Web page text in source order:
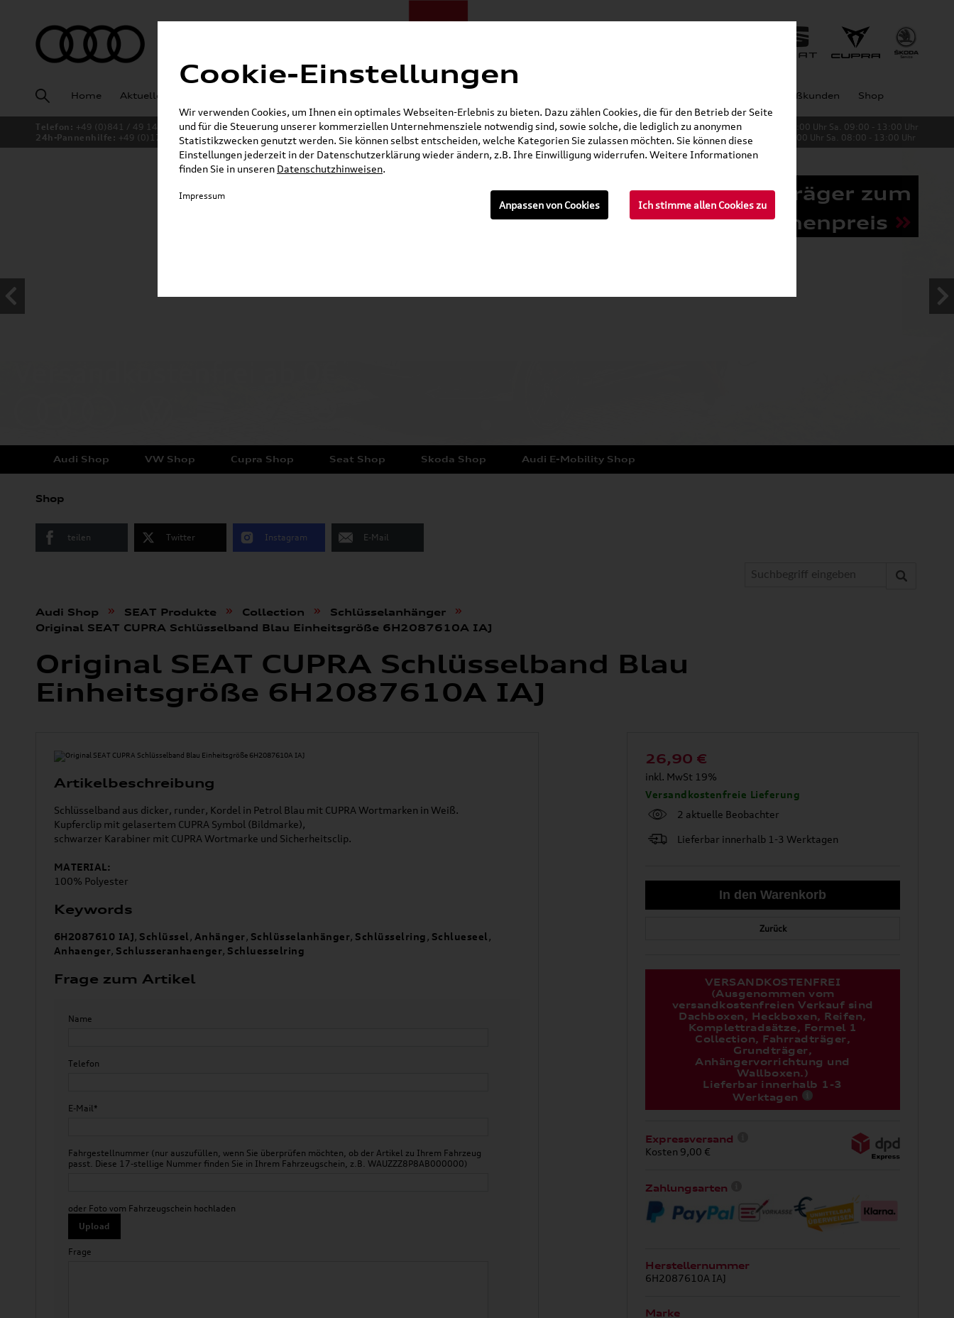
Home Aktuelles Großkunden Shop
Telefon: +49 (0)841 / 49 140
24h-Pannenhilfe: +49 (0)171 / 870 72 87 Gerade geöffnet Verkauf:Mo. - Fr. 08:00 - 19:00 Uhr Sa. 09:00 - 13:00 Uhr
Service:Mo. - Fr. 06:00 - 20:00 Uhr Sa. 08:00 - 13:00 Uhr
Jetzt sparen bei unseren
Grundträger zum
Schnäppchenpreis
Audi Shop VW Shop Cupra Shop Seat Shop Skoda Shop Audi E-Mobility Shop
Shop
teilen Twitter Instagram E-Mail
Audi Shop » SEAT Produkte » Collection » Schlüsselanhänger »
Original SEAT CUPRA Schlüsselband Blau Einheitsgröße 6H2087610A IAJ
Original SEAT CUPRA Schlüsselband Blau
Einheitsgröße 6H2087610A IAJ
Artikelbeschreibung
Schlüsselband aus dicker, runder, Kordel in Petrol Blau mit CUPRA Wortmarken in Weiß.
Kupferclip mit gelasertem CUPRA Symbol (Bildmarke),
schwarzer Karabiner mit CUPRA Wortmarke und Sicherheitsclip.
MATERIAL:
100% Polyester
Keywords
6H2087610 IAJ, Schlüssel, Anhänger, Schlüsselanhänger, Schlüsselring, Schlueseel,
Anhaenger, Schlusseranhaenger, Schluesselring
Frage zum Artikel
Name
Telefon
E-Mail*
Fahrgestellnummer (nur auszufüllen, wenn Sie überprüfen möchten, ob der Artikel zu Ihrem Fahrzeug
passt. Diese 17-stellige Nummer finden Sie in Ihrem Fahrzeugschein, z.B. WAUZZZ8P8AB000000)
oder Foto vom Fahrzeugschein hochladen
Upload
Frage
26,90 €
inkl. MwSt 19%
Versandkostenfreie Lieferung
2 aktuelle Beobachter
Lieferbar innerhalb 1-3 Werktagen
Zurück
VERSANDKOSTENFREI
(Ausgenommen vom
versandkostenfreien Verkauf sind
Dachboxen, Heckboxen, Reifen,
Komplettradsätze, Formel 1
Collection, Fahrradträger,
Grundträger,
Anhängervorrichtung und
Wallboxen.)
Lieferbar innerhalb 1-3
Werktagen
Expressversand
Kosten 9,00 €
Zahlungsarten
Herstellernummer
6H2087610A IAJ
Marke
Cookie-Einstellungen
Wir verwenden Cookies, um Ihnen ein optimales Webseiten-Erlebnis zu bieten. Dazu zählen Cookies, die für den Betrieb der Seite
und für die Steuerung unserer kommerziellen Unternehmensziele notwendig sind, sowie solche, die lediglich zu anonymen
Statistikzwecken genutzt werden. Sie können selbst entscheiden, welche Kategorien Sie zulassen möchten. Sie können diese
Einstellungen jederzeit in der Datenschutzerklärung wieder ändern, z.B. Ihre Einwilligung widerrufen. Weitere Informationen
finden Sie in unseren Datenschutzhinweisen.
Ich stimme allen Cookies zu
Anpassen von Cookies
Impressum